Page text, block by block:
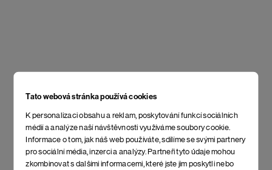
Tato webová stránka používá cookies
K personalizaci obsahu a reklam, poskytování funkcí sociálních
médií a analýze naší návštěvnosti využíváme soubory cookie.
Informace o tom, jak náš web používáte, sdílíme se svými partnery
pro sociální média, inzerci a analýzy. Partneři tyto údaje mohou
zkombinovat s dalšími informacemi, které jste jim poskytli nebo